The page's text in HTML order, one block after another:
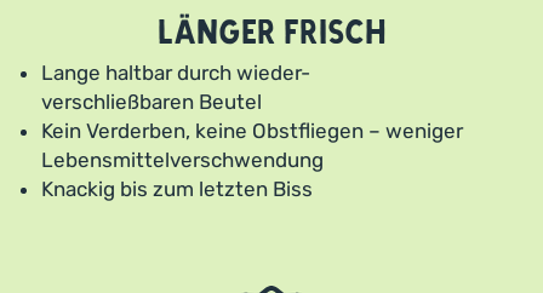
länger frisch
Lange haltbar durch wieder-
verschließbaren Beutel
Kein Verderben, keine Obstfliegen – weniger
Lebensmittelverschwendung
Knackig bis zum letzten Biss